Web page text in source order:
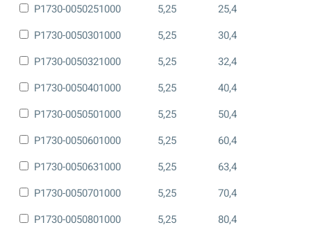
P1730-0050251000
5,25
25,4
P1730-0050301000
5,25
30,4
P1730-0050321000
5,25
32,4
P1730-0050401000
5,25
40,4
P1730-0050501000
5,25
50,4
P1730-0050601000
5,25
60,4
P1730-0050631000
5,25
63,4
P1730-0050701000
5,25
70,4
P1730-0050801000
5,25
80,4